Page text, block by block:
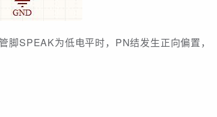
脚SPEAK为低电平时，PN结发生正向偏置，